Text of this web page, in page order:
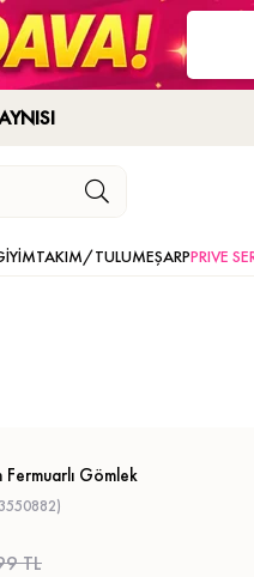
TAKIM/TULUMEŞARPPRIVE
Fermuarlı Gömlek
TL